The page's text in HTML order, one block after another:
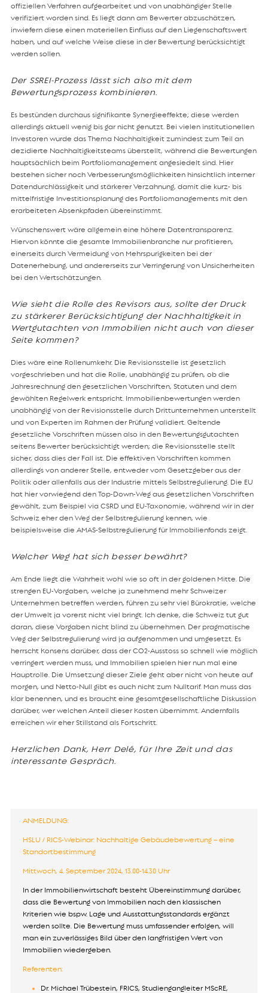
offiziellen Verfahren aufgearbeitet und von unabhängiger Stelle
verifiziert worden sind. Es liegt dann am Bewerter abzuschätzen,
inwiefern diese einen materiellen Einfluss auf den Liegenschaftswert
haben, und auf welche Weise diese in der Bewertung berücksichtigt
werden sollen.
Der SSREI-Prozess lässt sich also mit dem
Bewertungsprozess kombinieren.
Es bestünden durchaus signifikante Synergieeffekte; diese werden
allerdings aktuell wenig bis gar nicht genutzt. Bei vielen institutionellen
Investoren wurde das Thema Nachhaltigkeit zumindest zum Teil an
dezidierte Nachhaltigkeitsteams überstellt, während die Bewertungen
hauptsächlich beim Portfoliomanagement angesiedelt sind. Hier
bestehen sicher noch Verbesserungsmöglichkeiten hinsichtlich interner
Datendurchlässigkeit und stärkerer Verzahnung, damit die kurz- bis
mittelfristige Investitionsplanung des Portfoliomanagements mit den
erarbeiteten Absenkpfaden übereinstimmt.
Wünschenswert wäre allgemein eine höhere Datentransparenz.
Hiervon könnte die gesamte Immobilienbranche nur profitieren,
einerseits durch Vermeidung von Mehrspurigkeiten bei der
Datenerhebung, und andererseits zur Verringerung von Unsicherheiten
bei den Wertschätzungen.
Wie sieht die Rolle des Revisors aus, sollte der Druck
zu stärkerer Berücksichtigung der Nachhaltigkeit in
Wertgutachten von Immobilien nicht auch von dieser
Seite kommen?
Dies wäre eine Rollenumkehr. Die Revisionsstelle ist gesetzlich
vorgeschrieben und hat die Rolle, unabhängig zu prüfen, ob die
Jahresrechnung den gesetzlichen Vorschriften, Statuten und dem
gewählten Regelwerk entspricht. Immobilienbewertungen werden
unabhängig von der Revisionsstelle durch Drittunternehmen unterstellt
und von Experten im Rahmen der Prüfung validiert. Geltende
gesetzliche Vorschriften müssen also in den Bewertungsgutachten
seitens Bewerter berücksichtigt werden; die Revisionsstelle stellt
sicher, dass dies der Fall ist. Die effektiven Vorschriften kommen
allerdings von anderer Stelle, entweder vom Gesetzgeber aus der
Politik oder allenfalls aus der Industrie mittels Selbstregulierung. Die EU
hat hier vorwiegend den Top-Down-Weg aus gesetzlichen Vorschriften
gewählt, zum Beispiel via CSRD und EU-Taxonomie, während wir in der
Schweiz eher den Weg der Selbstregulierung kennen, wie
beispielsweise die AMAS-Selbstregulierung für Immobilienfonds zeigt.
Welcher Weg hat sich besser bewährt?
Am Ende liegt die Wahrheit wohl wie so oft in der goldenen Mitte. Die
strengen EU-Vorgaben, welche ja zunehmend mehr Schweizer
Unternehmen betreffen werden, führen zu sehr viel Bürokratie, welche
der Umwelt ja vorerst nicht viel bringt. Ich denke, die Schweiz tut gut
daran, diese Vorgaben nicht blind zu übernehmen. Der pragmatische
Weg der Selbstregulierung wird ja aufgenommen und umgesetzt. Es
herrscht Konsens darüber, dass der CO2-Ausstoss so schnell wie möglich
verringert werden muss, und Immobilien spielen hier nun mal eine
Hauptrolle. Die Umsetzung dieser Ziele geht aber nicht von heute auf
morgen, und Netto-Null gibt es auch nicht zum Nulltarif. Man muss das
klar benennen, und es braucht eine gesamtgesellschaftliche Diskussion
darüber, wer welchen Anteil dieser Kosten übernimmt. Andernfalls
erreichen wir eher Stillstand als Fortschritt.
Herzlichen Dank, Herr Delé, für Ihre Zeit und das
interessante Gespräch.
ANMELDUNG:
HSLU / RICS-Webinar: Nachhaltige Gebäudebewertung – eine
Standortbestimmung
Mittwoch, 4. September 2024, 13.00-14.30 Uhr
In der Immobilienwirtschaft besteht Übereinstimmung darüber,
dass die Bewertung von Immobilien nach den klassischen
Kriterien wie bspw. Lage und Ausstattungsstandards ergänzt
werden sollte. Die Bewertung muss umfassender erfolgen, will
man ein zuverlässiges Bild über den langfristigen Wert von
Immobilien wiedergeben.
Referenten:
Dr. Michael Trübestein, FRICS, Studiengangleiter MScRE,